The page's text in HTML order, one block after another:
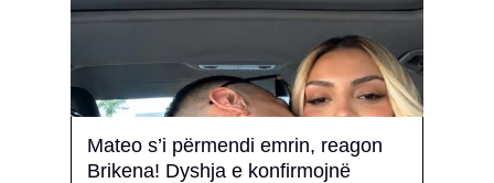
Mateo s’i përmendi emrin, reagon
Brikena! Dyshja e konfirmojnë